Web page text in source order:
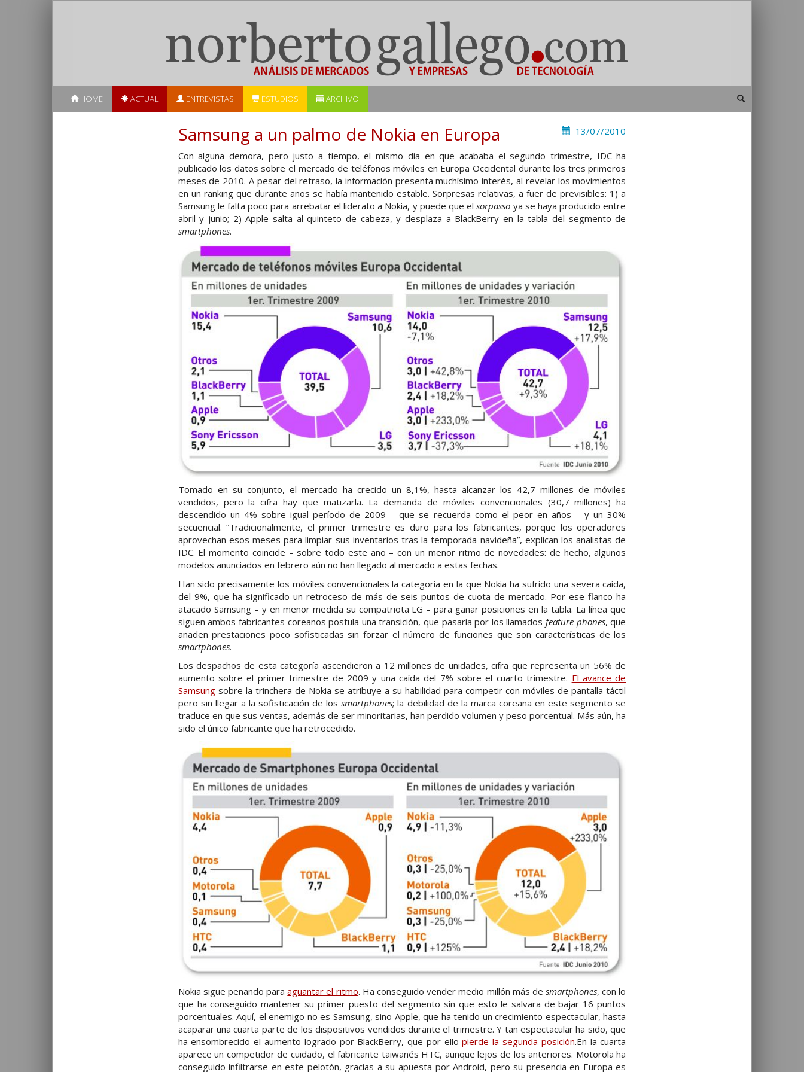
HOME ACTUAL ENTREVISTAS ESTUDIOS ARCHIVO
13/07/2010
Samsung a un palmo de Nokia en Europa
Con alguna demora, pero justo a tiempo, el mismo día en que acababa el segundo trimestre, IDC ha
publicado los datos sobre el mercado de teléfonos móviles en Europa Occidental durante los tres primeros
meses de 2010. A pesar del retraso, la información presenta muchísimo interés, al revelar los movimientos
en un ranking que durante años se había mantenido estable. Sorpresas relativas, a fuer de previsibles: 1) a
Samsung le falta poco para arrebatar el liderato a Nokia, y puede que elsorpasso ya se haya producido entre
abril y junio; 2) Apple salta al quinteto de cabeza, y desplaza a BlackBerry en la tabla del segmento de
smartphones.
Tomado en su conjunto, el mercado ha crecido un 8,1%, hasta alcanzar los 42,7 millones de móviles
vendidos, pero la cifra hay que matizarla. La demanda de móviles convencionales (30,7 millones) ha
descendido un 4% sobre igual período de 2009 – que se recuerda como el peor en años – y un 30%
secuencial. “Tradicionalmente, el primer trimestre es duro para los fabricantes, porque los operadores
aprovechan esos meses para limpiar sus inventarios tras la temporada navideña”, explican los analistas de
IDC. El momento coincide – sobre todo este año – con un menor ritmo de novedades: de hecho, algunos
modelos anunciados en febrero aún no han llegado al mercado a estas fechas.
Han sido precisamente los móviles convencionales la categoría en la que Nokia ha sufrido una severa caída,
del 9%, que ha significado un retroceso de más de seis puntos de cuota de mercado. Por ese flanco ha
atacado Samsung – y en menor medida su compatriota LG – para ganar posiciones en la tabla. La línea que
siguen ambos fabricantes coreanos postula una transición, que pasaría por los llamados feature phones, que
añaden prestaciones poco sofisticadas sin forzar el número de funciones que son características de los
smartphones.
Los despachos de esta categoría ascendieron a 12 millones de unidades, cifra que representa un 56% de
aumento sobre el primer trimestre de 2009 y una caída del 7% sobre el cuarto trimestre. El avance de
Samsung sobre la trinchera de Nokia se atribuye a su habilidad para competir con móviles de pantalla táctil
pero sin llegar a la sofisticación de lossmartphones; la debilidad de la marca coreana en este segmento se
traduce en que sus ventas, además de ser minoritarias, han perdido volumen y peso porcentual. Más aún, ha
sido el único fabricante que ha retrocedido.
Nokia sigue penando paraaguantar el ritmo. Ha conseguido vender medio millón más de smartphones, con lo
que ha conseguido mantener su primer puesto del segmento sin que esto le salvara de bajar 16 puntos
porcentuales. Aquí, el enemigo no es Samsung, sino Apple, que ha tenido un crecimiento espectacular, hasta
acaparar una cuarta parte de los dispositivos vendidos durante el trimestre. Y tan espectacular ha sido, que
ha ensombrecido el aumento logrado por BlackBerry, que por ellopierde la segunda posición.En la cuarta
aparece un competidor de cuidado, el fabricante taiwanés HTC, aunque lejos de los anteriores. Motorola ha
conseguido infiltrarse en este pelotón, gracias a su apuesta por Android, pero su presencia en Europa es